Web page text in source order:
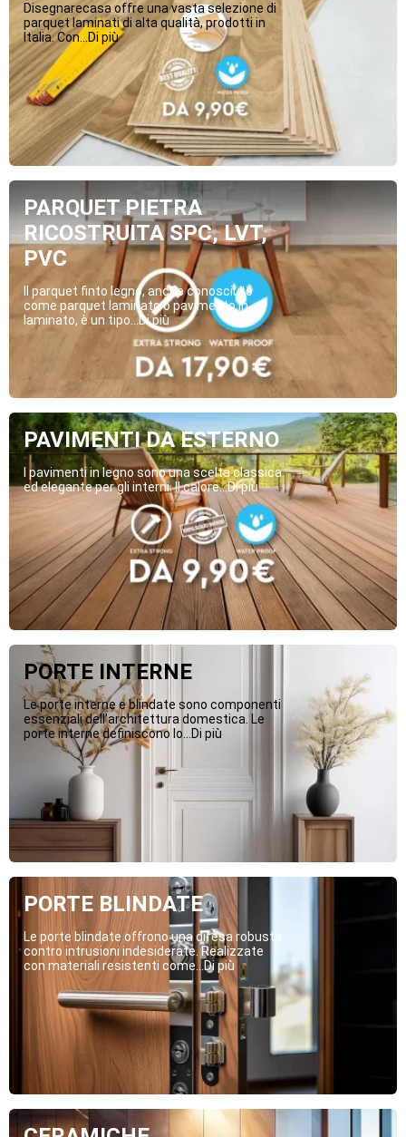
Disegnarecasa offre una vasta selezione di
parquet laminati di alta qualità, prodotti in
Italia. Con...Di più
PARQUET PIETRA
RICOSTRUITA SPC, LVT,
PVC
Il parquet finto legno, anche conosciuto
come parquet laminato o pavimento in
laminato, è un tipo...Di più
PAVIMENTI DA ESTERNO
I pavimenti in legno sono una scelta classica
ed elegante per gli interni. Il calore...Di più
PORTE INTERNE
Le porte interne e blindate sono componenti
essenziali dell’architettura domestica. Le
porte interne definiscono lo...Di più
PORTE BLINDATE
Le porte blindate offrono una difesa robusta
contro intrusioni indesiderate. Realizzate
con materiali resistenti come...Di più